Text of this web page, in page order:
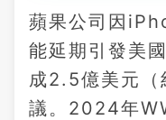
蘋果公司因
能延期引發美
成2.5億美元（
議。2024年